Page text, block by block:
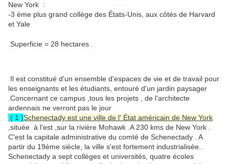
New York :
-3 ème plus grand collège des États-Unis, aux côtés de Harvard
et Yale
.Superficie = 28 hectares .
Il est constitué d'un ensemble d'espaces de vie et de travail pour
les enseignants et les étudiants, entouré d'un jardin paysager
.Concernant ce campus ,tous les projets , de l'architecte
ardennais ne verront pas le jour
( 1 )Schenectady est une ville de l' État américain de New York
,située à l'est ,sur la rivière Mohawk .A 230 kms de New York .
C'est la capitale administrative du comté de Schenectady . A
partir du 19ème siècle, la ville s'est fortement industrialisée..
Schenectady a sept collèges et universités, quatre écoles